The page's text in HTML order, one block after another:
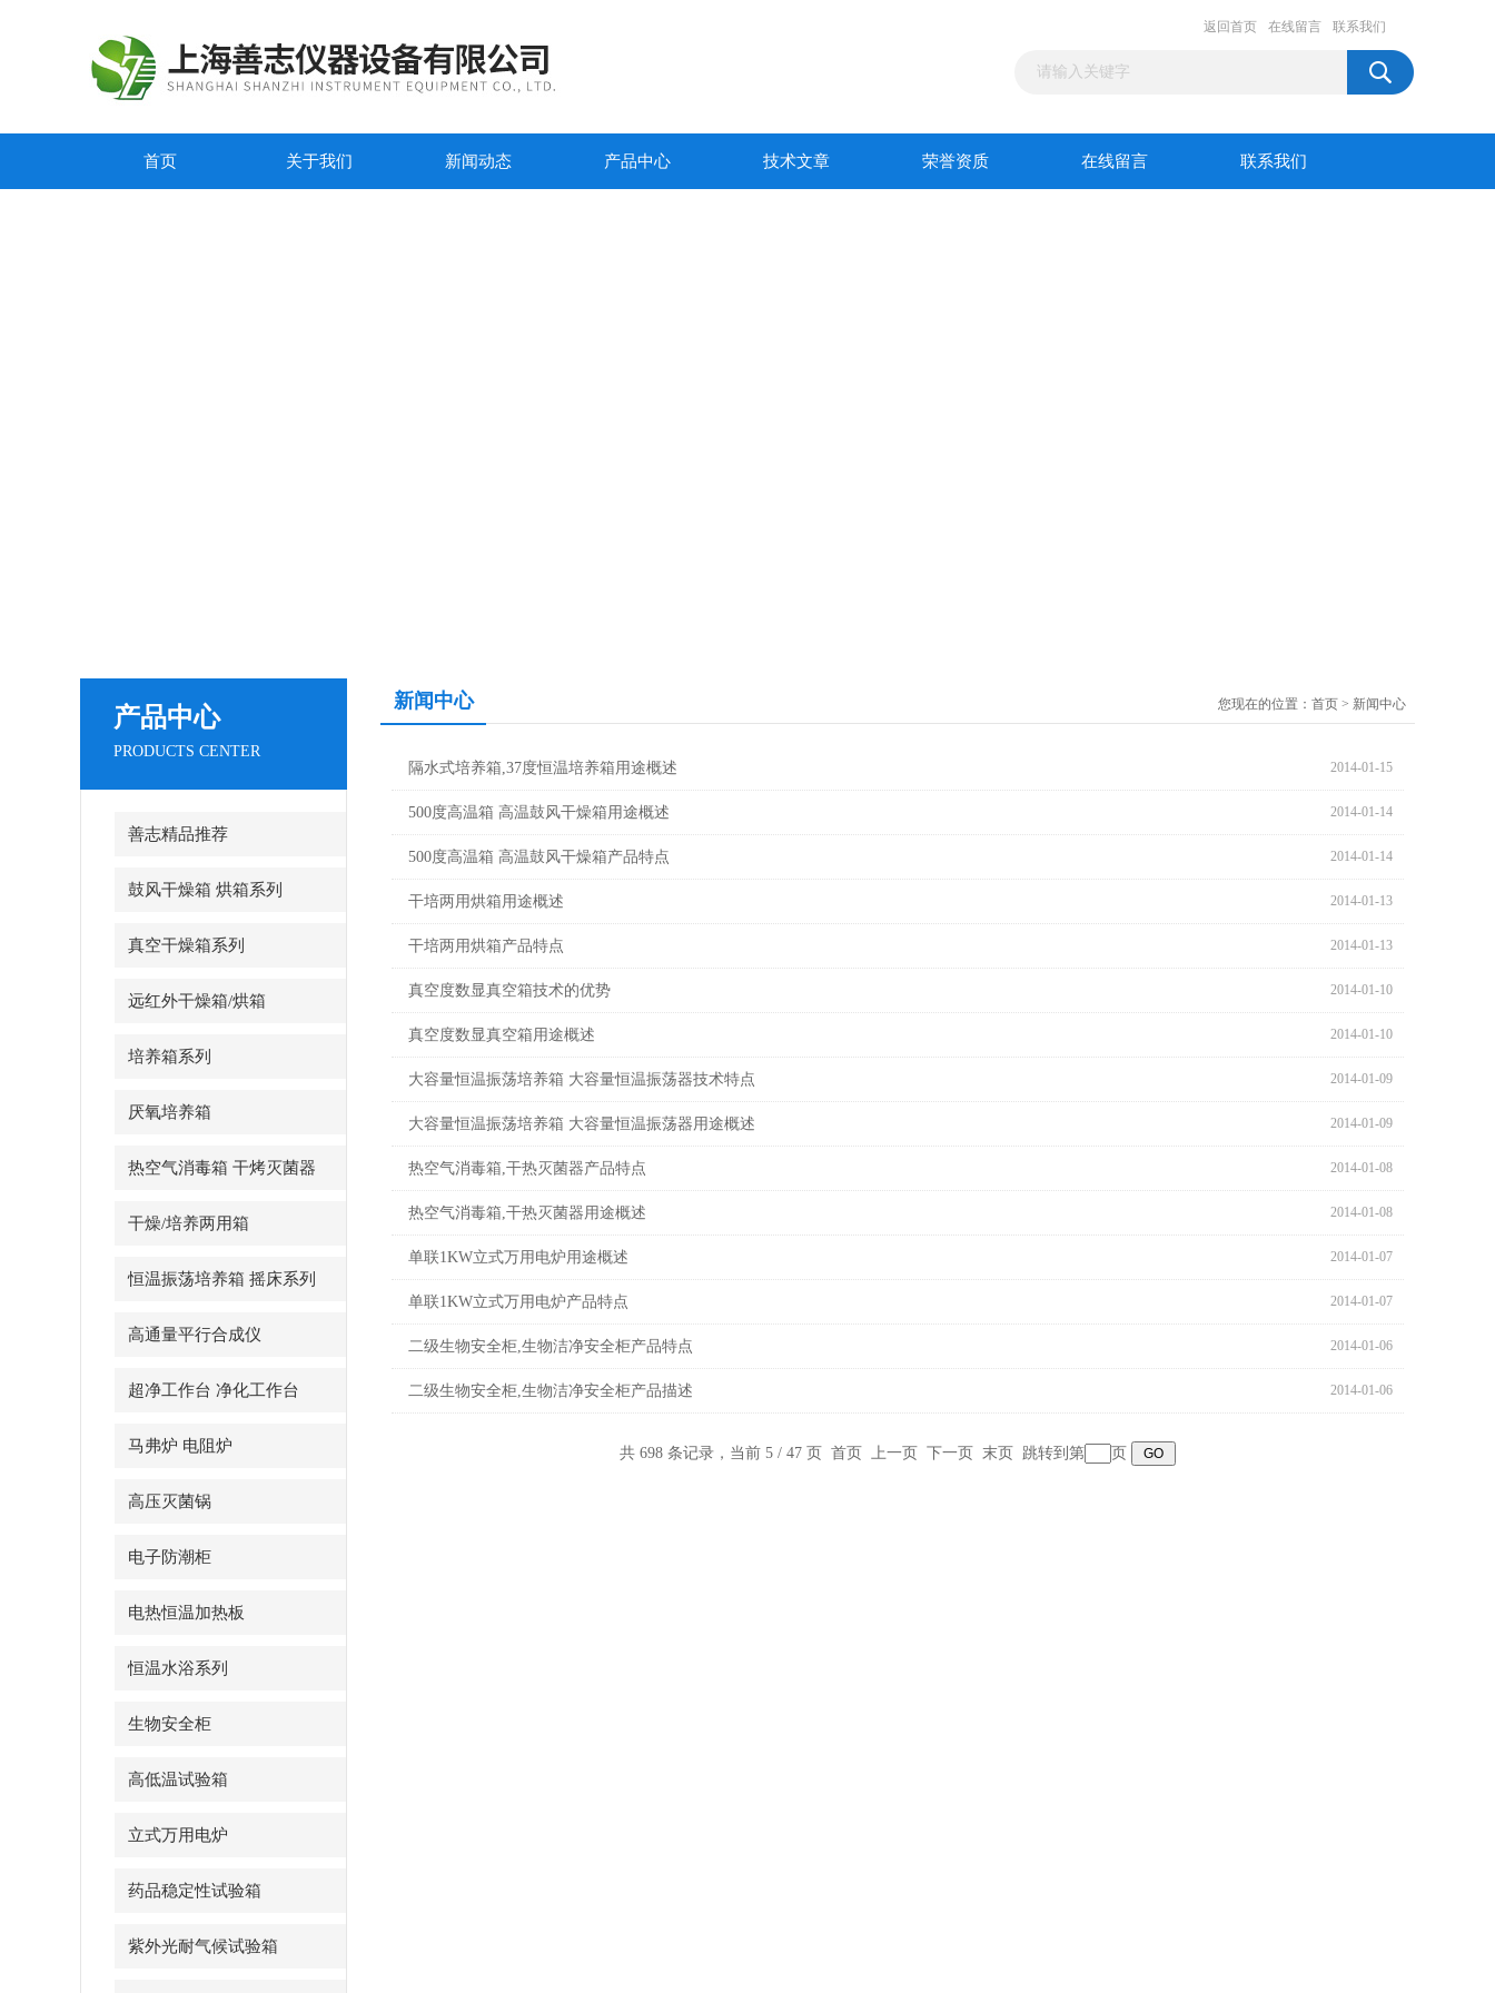
返回首页 在线留言 联系我们
首页 关于我们 新闻动态 产品中心 技术文章 荣誉资质 在线留言 联系我们
产品中心
PRODUCTS CENTER
善志精品推荐
鼓风干燥箱 烘箱系列
真空干燥箱系列
远红外干燥箱/烘箱
培养箱系列
厌氧培养箱
热空气消毒箱 干烤灭菌器
干燥/培养两用箱
恒温振荡培养箱 摇床系列
高通量平行合成仪
超净工作台 净化工作台
马弗炉 电阻炉
高压灭菌锅
电子防潮柜
电热恒温加热板
恒温水浴系列
生物安全柜
高低温试验箱
立式万用电炉
药品稳定性试验箱
紫外光耐气候试验箱
新闻中心 您现在的位置： 首页 > 新闻中心
隔水式培养箱,37度恒温培养箱用途概述 2014-01-15
500度高温箱 高温鼓风干燥箱用途概述 2014-01-14
500度高温箱 高温鼓风干燥箱产品特点 2014-01-14
干培两用烘箱用途概述 2014-01-13
干培两用烘箱产品特点 2014-01-13
真空度数显真空箱技术的优势 2014-01-10
真空度数显真空箱用途概述 2014-01-10
大容量恒温振荡培养箱 大容量恒温振荡器技术特点 2014-01-09
大容量恒温振荡培养箱 大容量恒温振荡器用途概述 2014-01-09
热空气消毒箱,干热灭菌器产品特点 2014-01-08
热空气消毒箱,干热灭菌器用途概述 2014-01-08
单联1KW立式万用电炉用途概述 2014-01-07
单联1KW立式万用电炉产品特点 2014-01-07
二级生物安全柜,生物洁净安全柜产品特点 2014-01-06
二级生物安全柜,生物洁净安全柜产品描述 2014-01-06
共 698 条记录，当前 5 / 47 页 首页 上一页 下一页 末页 跳转到第 页